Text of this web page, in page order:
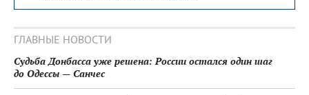
ГЛАВНЫЕ НОВОСТИ
Судьба Донбасса уже решена: России остался один шаг
до Одессы — Санчес